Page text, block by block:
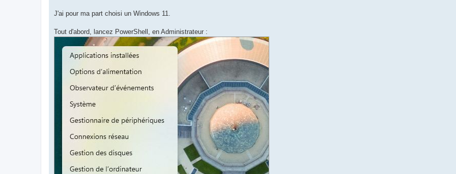
J'ai pour ma part choisi un Windows 11.
Tout d'abord, lancez PowerShell, en Administrateur :